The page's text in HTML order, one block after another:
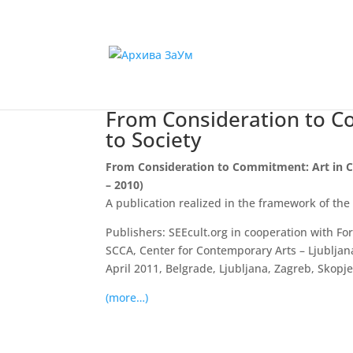
From Consideration to
to Society
From Consideration to Commitment: Art in
– 2010)
A publication realized in the framework of the
Publishers: SEEcult.org in cooperation with
SCCA, Center for Contemporary Arts –
April 2011, Belgrade, Ljubljana, Zagreb, Skopje
(more…)